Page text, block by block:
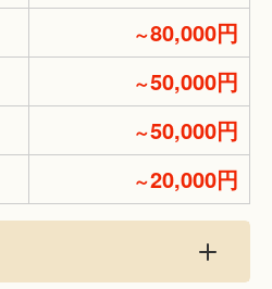
～80,000円
～50,000円
～50,000円
～20,000円